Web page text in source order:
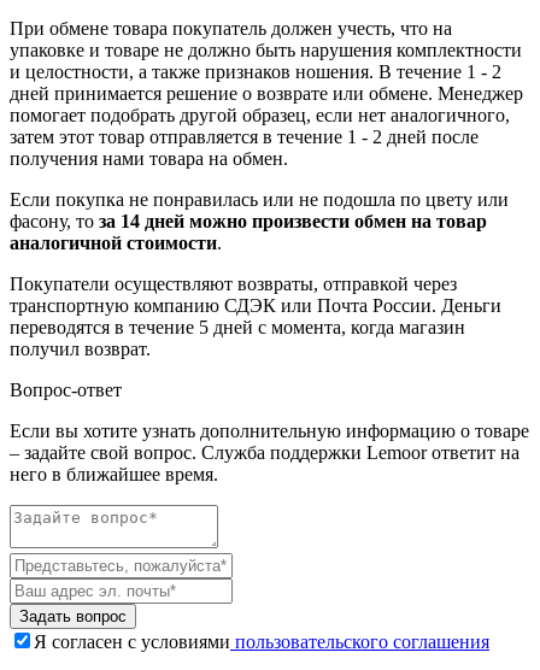
При обмене товара покупатель должен учесть, что на
упаковке и товаре не должно быть нарушения комплектности
и целостности, а также признаков ношения. В течение 1 - 2
дней принимается решение о возврате или обмене. Менеджер
помогает подобрать другой образец, если нет аналогичного,
затем этот товар отправляется в течение 1 - 2 дней после
получения нами товара на обмен.
Если покупка не понравилась или не подошла по цвету или
фасону, то за 14 дней можно произвести обмен на товар
аналогичной стоимости.
Покупатели осуществляют возвраты, отправкой через
транспортную компанию СДЭК или Почта России. Деньги
переводятся в течение 5 дней с момента, когда магазин
получил возврат.
Вопрос-ответ
Если вы хотите узнать дополнительную информацию о товаре
– задайте свой вопрос. Служба поддержки Lemoor ответит на
него в ближайшее время.
Задать вопрос
Я согласен с условиями пользовательского соглашения